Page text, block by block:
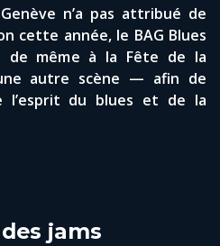
n’a pas attribué de
cette année, le BAG Blues
de même à la Fête de la
autre scène — afin de
l’esprit du blues et de la
jams